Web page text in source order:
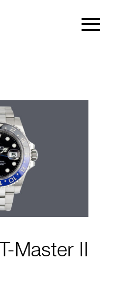
Master II